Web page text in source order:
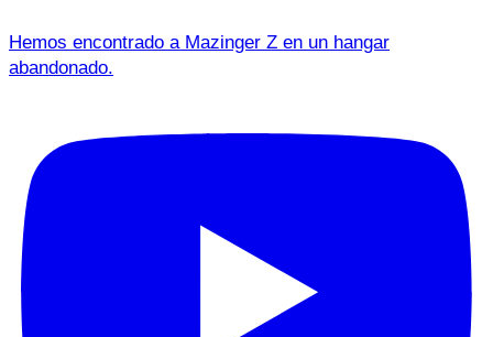
Hemos encontrado a Mazinger Z en un hangar
abandonado.